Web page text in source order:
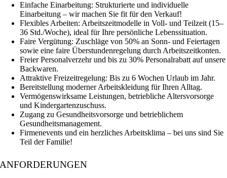
Einfache Einarbeitung: Strukturierte und individuelle
Einarbeitung – wir machen Sie fit für den Verkauf!
Flexibles Arbeiten: Arbeitszeitmodelle in Voll- und Teilzeit (15–
36 Std./Woche), ideal für Ihre persönliche Lebenssituation.
Faire Vergütung: Zuschläge von 50% an Sonn- und Feiertagen
sowie eine faire Überstundenregelung durch Arbeitszeitkonten.
Freier Personalverzehr und bis zu 30% Personalrabatt auf unsere
Backwaren.
Attraktive Freizeitregelung: Bis zu 6 Wochen Urlaub im Jahr.
Bereitstellung moderner Arbeitskleidung für Ihren Alltag.
Vermögenswirksame Leistungen, betriebliche Altersvorsorge
und Kindergartenzuschuss.
Zugang zu Gesundheitsvorsorge und betrieblichem
Gesundheitsmanagement.
Firmenevents und ein herzliches Arbeitsklima – bei uns sind Sie
Teil der Familie!
ANFORDERUNGEN